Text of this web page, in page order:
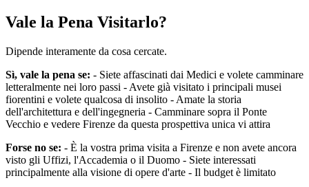
Vale la Pena Visitarlo?
Dipende interamente da cosa cercate.
Sì, vale la pena se: - Siete affascinati dai Medici e volete camminare
letteralmente nei loro passi - Avete già visitato i principali musei
fiorentini e volete qualcosa di insolito - Amate la storia
dell'architettura e dell'ingegneria - Camminare sopra il Ponte
Vecchio e vedere Firenze da questa prospettiva unica vi attira
Forse no se: - È la vostra prima visita a Firenze e non avete ancora
visto gli Uffizi, l'Accademia o il Duomo - Siete interessati
principalmente alla visione di opere d'arte - Il budget è limitato